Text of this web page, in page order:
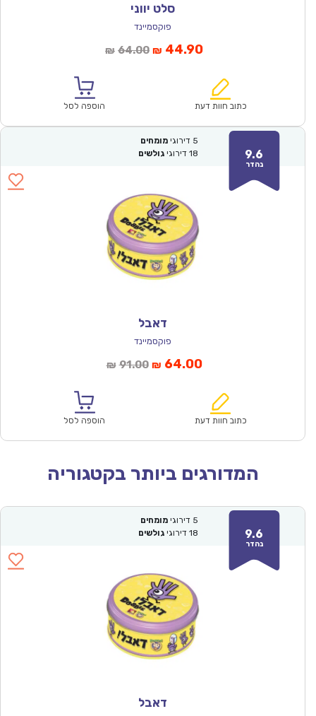
סלט יווני
פוקסמיינד
₪ 64.00המחיר
₪64.00.
₪ 44.90המחיר
הוא:
כתוב חוות דעת הוספה לסל
9.6
נהדר
5 דירוגי מומחים
18 דירוגי גולשים
דאבל
פוקסמיינד
₪ 91.00המחיר
₪91.00.
₪ 64.00המחיר
הוא:
כתוב חוות דעת הוספה לסל
המדורגים ביותר בקטגוריה
9.6
נהדר
5 דירוגי מומחים
18 דירוגי גולשים
דאבל